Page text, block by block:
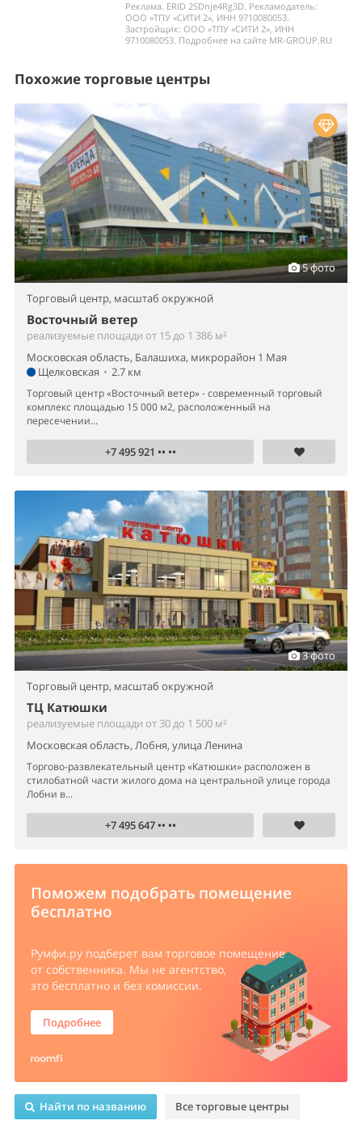
Реклама. ERID 2SDnje4Rg3D. Рекламодатель:
ООО «ТПУ «СИТИ 2», ИНН 9710080053.
Застройщик: ООО «ТПУ «СИТИ 2», ИНН
9710080053. Подробнее на сайте MR-GROUP.RU
Похожие торговые центры
5 фото
Торговый центр, масштаб окружной
Восточный ветер
реализуемые площади от 15 до 1 386 м²
Московская область, Балашиха, микрорайон 1 Мая
Щелковская • 2.7 км
Торговый центр «Восточный ветер» - cовременный торговый
комплекс площадью 15 000 м2, расположенный на
пересечении...
+7 495 921 •• ••
3 фото
Торговый центр, масштаб окружной
ТЦ Катюшки
реализуемые площади от 30 до 1 500 м²
Московская область, Лобня, улица Ленина
Торгово-развлекательный центр «Катюшки» расположен в
стилобатной части жилого дома на центральной улице города
Лобни в...
+7 495 647 •• ••
Поможем подобрать помещение
бесплатно
Румфи.ру подберет вам торговое помещение
от собственника. Мы не агентство,
это бесплатно и без комиссии.
Подробнее
Найти по названию Все торговые центры